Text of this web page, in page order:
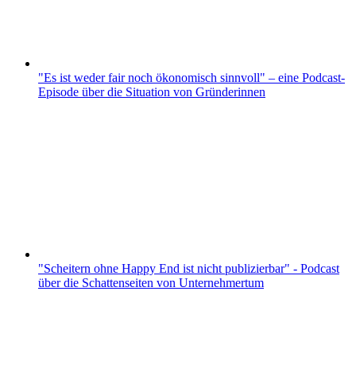
"Es ist weder fair noch ökonomisch sinnvoll" – eine Podcast-
Episode über die Situation von Gründerinnen
"Scheitern ohne Happy End ist nicht publizierbar" - Podcast
über die Schattenseiten von Unternehmertum